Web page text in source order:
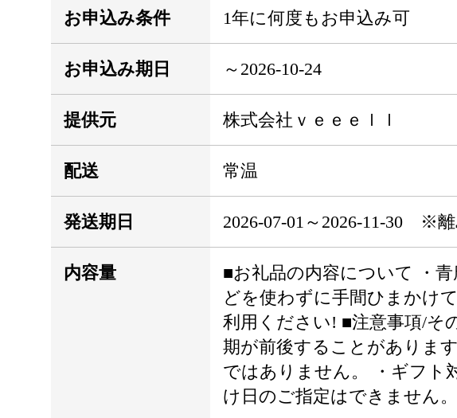
お申込み条件 1年に何度もお申込み可
お申込み期日 ～2026-10-24
提供元 株式会社ｖｅｅｅｌｌ
配送 常温
発送期日 2026-07-01～2026-11-30 ※
内容量
■お礼品の内容について ・
どを使わずに手間ひまかけ
利用ください! ■注意事項/そ
期が前後することがありま
ではありません。 ・ギフト
け日のご指定はできません